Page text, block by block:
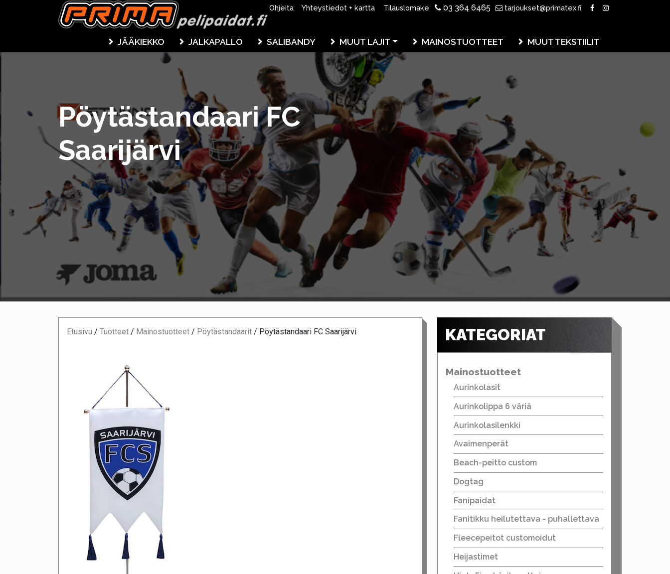
Ohjeita Yhteystiedot + kartta Tilauslomake 03 364 6465 tarjoukset@primatex.fi
JÄÄKIEKKO JALKAPALLO SALIBANDY MUUT LAJIT MAINOSTUOTTEET MUUT TEKSTIILIT
Pöytästandaari FC
Saarijärvi
Etusivu / Tuotteet / Mainostuotteet / Pöytästandaarit / Pöytästandaari FC Saarijärvi KATEGORIAT
Mainostuotteet
Aurinkolasit
Aurinkolippa 6 väriä
Aurinkolasilenkki
Avaimenperät
Beach-peitto custom
Dogtag
Fanipaidat
Fanitikku heilutettava - puhallettava
Fleecepeitot customoidut
Heijastimet